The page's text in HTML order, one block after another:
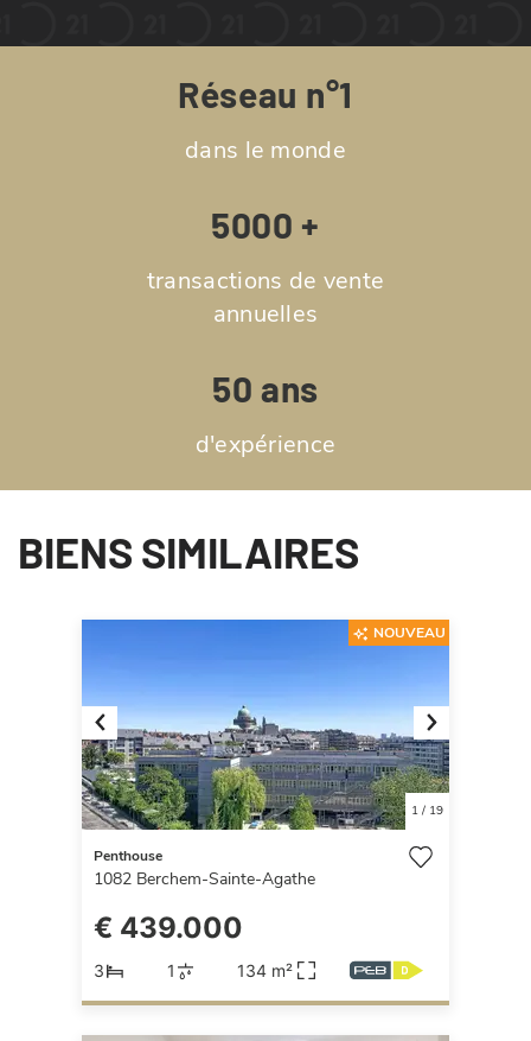
Réseau n°1
dans le monde
5000 +
transactions de vente
annuelles
50 ans
d'expérience
BIENS SIMILAIRES
Previous Next
1/ 19
NOUVEAU
Penthouse
1082 Berchem-Sainte-Agathe
€ 439.000
3 1 134 m²